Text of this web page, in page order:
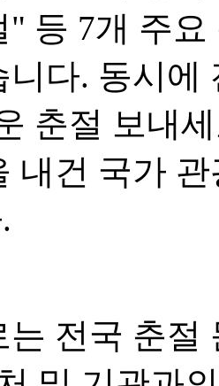
" 등 7개 주
다. 동시에
춘절 보내
내건 국가
는 전국 춘절